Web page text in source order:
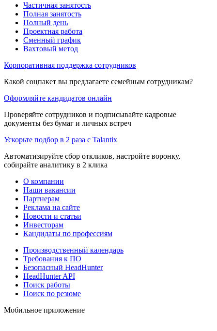
Частичная занятость
Полная занятость
Полный день
Проектная работа
Сменный график
Вахтовый метод
Корпоративная поддержка сотрудников
Какой соцпакет вы предлагаете семейным сотрудникам?
Оформляйте кандидатов онлайн
Проверяйте сотрудников и подписывайте кадровые
документы без бумаг и личных встреч
Ускорьте подбор в 2 раза с Talantix
Автоматизируйте сбор откликов, настройте воронку,
собирайте аналитику в 2 клика
О компании
Наши вакансии
Партнерам
Реклама на сайте
Новости и статьи
Инвесторам
Кандидаты по профессиям
Производственный календарь
Требования к ПО
Безопасный HeadHunter
HeadHunter API
Поиск работы
Поиск по резюме
Мобильное приложение